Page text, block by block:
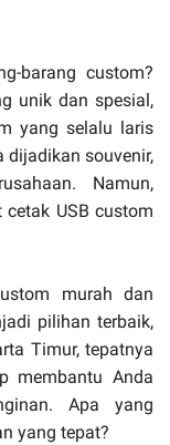
barang custom?
unik dan spesial,
yang selalu laris
dijadikan souvenir,
Namun,
USB custom
murah dan
pilihan terbaik,
Timur, tepatnya
membantu Anda
Apa yang
yang tepat?